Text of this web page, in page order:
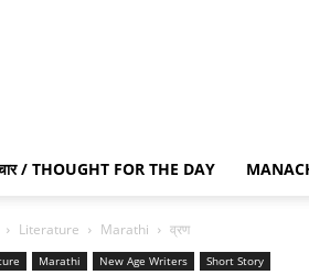
/ THOUGHT FOR THE DAY
Literature Marathi व्रण
Marathi New Age Writers Short Story